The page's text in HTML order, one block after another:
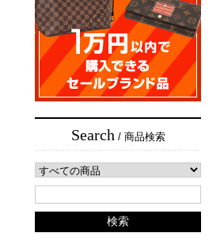
Search/ 商品検索